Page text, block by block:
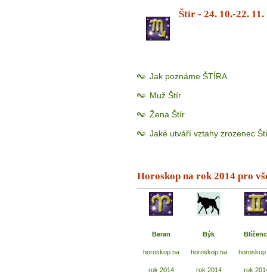
Štír - 24. 10.-22. 11.
Jak poznáme ŠTÍRA
Muž Štír
Žena Štír
Jaké utváří vztahy zrozenec
Horoskop na rok 2014 pro
Beran
horoskop na
rok 2014
Býk
horoskop na
rok 2014
horoskop
rok